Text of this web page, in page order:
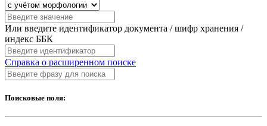
Или введите идентификатор документа / шифр хранения /
индекс ББК
Справка о расширенном поиске
Поисковые поля: